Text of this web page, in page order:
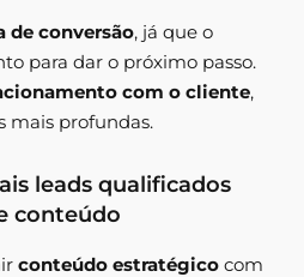
de conversão, já que o
para dar o próximo passo.
com o cliente,
mais profundas.
leads qualificados
conteúdo
conteúdo estratégico com